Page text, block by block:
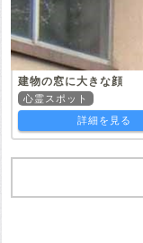
建物の窓に大きな顔
心霊スポット
詳細を見る